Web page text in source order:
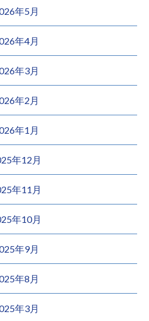
年5月
年4月
年3月
年2月
年1月
年12月
年11月
年10月
年9月
年8月
年3月